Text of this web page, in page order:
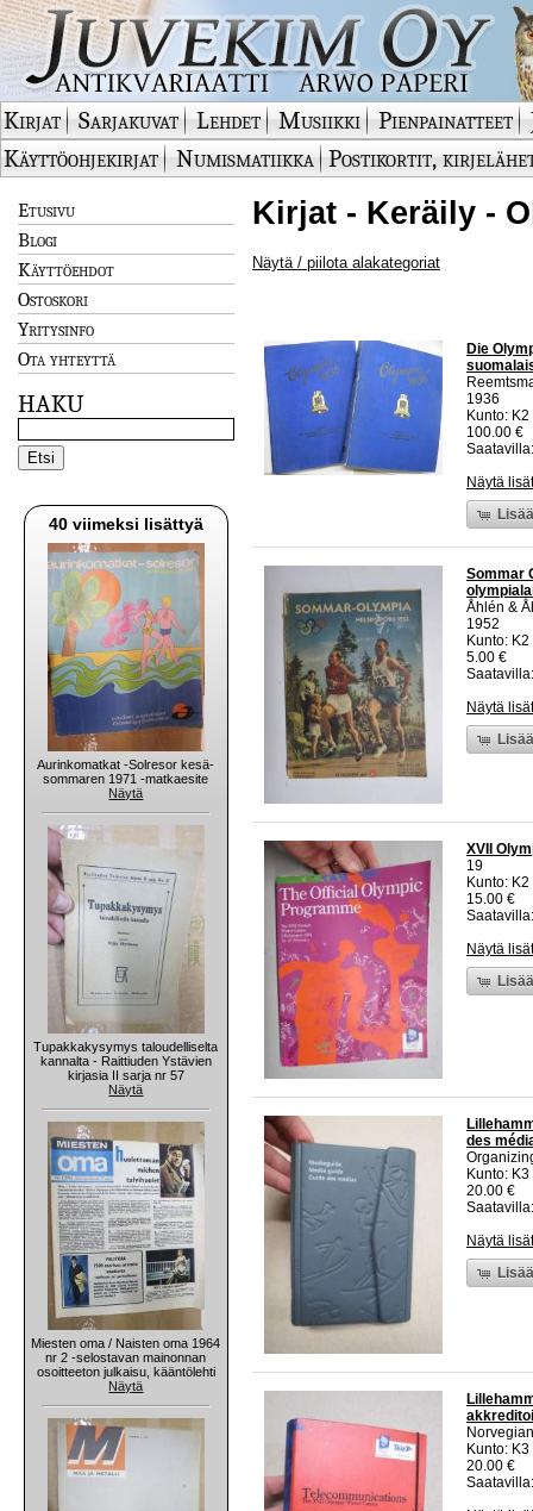
Kirjat Sarjakuvat Lehdet Musiikki Pienpainatteet
Käyttöohjekirjat
Numismatiikka Postikortit,
Etusivu
Blogi
Käyttöehdot
Ostoskori
Yritysinfo
Ota yhteyttä
HAKU
40 viimeksi lisättyä
Aurinkomatkat -Solresor kesä-
sommaren 1971 -matkaesite
Näytä
Tupakkakysymys taloudelliselta
kannalta - Raittiuden Ystävien
kirjasia II sarja nr 57
Näytä
Miesten oma / Naisten oma 1964
nr 2 -selostavan mainonnan
osoitteeton julkaisu, kääntölehti
Näytä
Kirjat - Keräily -
Näytä / piilota alakategoriat
Die
1936
Kunto:
100.00 €
Näytä
Sommar
Åhlén &
1952
Kunto:
5.00 €
Näytä
XVII
19
Kunto:
15.00 €
Näytä
des
Kunto:
20.00 €
Näytä
Kunto:
20.00 €